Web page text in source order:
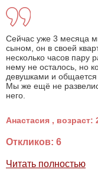
Сейчас уже 3 месяца
сыном, он в своей
несколько часов пару
нему не осталось, но
девушками и
Мы же ещё не
него.
Анастасия , возраст:
Откликов: 6
Читать полностью